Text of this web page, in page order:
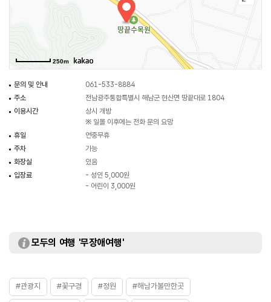
구부러져 있어 걸을 때 주의해야 한다. 언덕 위에는 쉴 수 있는 편의 시설이
마련되어 있고 전망대도 있어 주변을 둘러보기 좋다. 이곳에는 수목뿐 아니라
여러 가지 조각상과 돌탑들도 꾸며져 있어 다양한 볼거리가 있다.
인위적이라기보다 자연의 모습을 최대한 지켜서 가꾼 정원으로 계절마다 피는
꽃이 달라 다양한 자연의 모습을 느낄 수 있는 곳이다.
250m
문의 및 안내
061-533-8884
주소
전남광주통합특별시 해남군 현산면 땅끝대로 1804
이용시간
상시 개방
※ 일몰 이후에는 전화 문의 요망
휴일
연중무휴
주차
가능
화장실
있음
입장료
- 성인 5,000원
- 어린이 3,000원
모두의 여행 '무장애여행'
#관광지 #꽃구경 #정원 #해남가볼만한곳